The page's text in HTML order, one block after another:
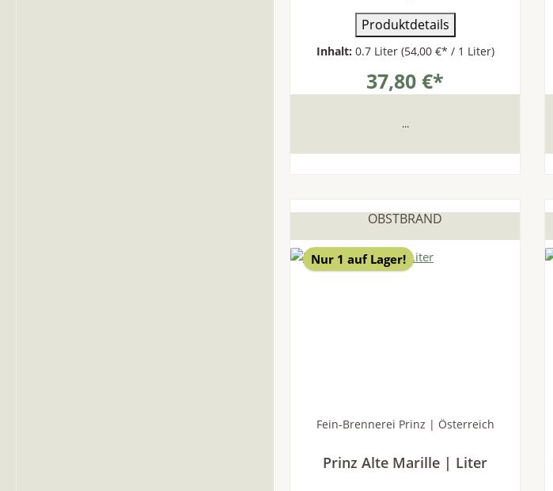
Produktdetails
Inhalt: 0.7 Liter (54,00 €* / 1 Liter)
37,80 €*
...
Nur 1 auf Lager!
OBSTBRAND
Fein-Brennerei Prinz | Österreich
Prinz Alte Marille | Liter